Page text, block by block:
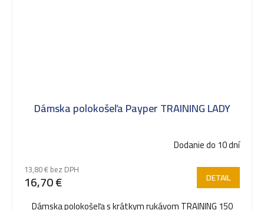
Dámska polokošeľa Payper TRAINING LADY
Dodanie do 10 dní
13,80 € bez DPH
16,70 € DETAIL
Dámska polokošeľa s krátkym rukávom TRAINING 150